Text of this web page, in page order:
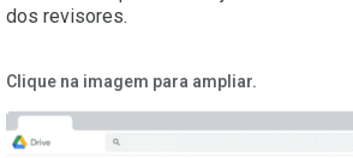
dos revisores.
Clique na imagem para ampliar.